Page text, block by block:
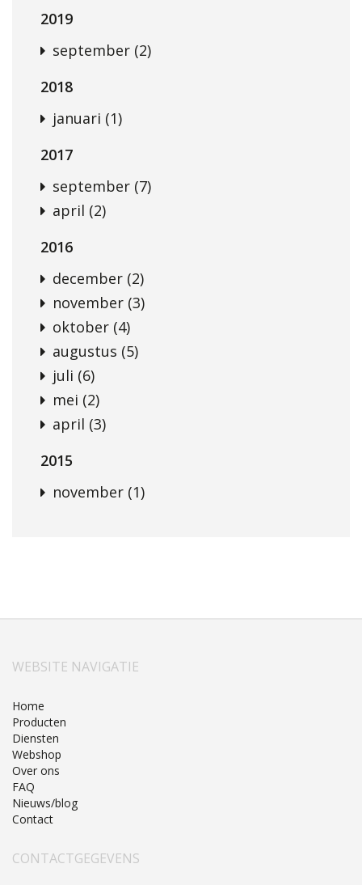
2019
september (2)
2018
januari (1)
2017
september (7)
april (2)
2016
december (2)
november (3)
oktober (4)
augustus (5)
juli (6)
mei (2)
april (3)
2015
november (1)
WEBSITE NAVIGATIE
Home
Producten
Diensten
Webshop
Over ons
FAQ
Nieuws/blog
Contact
CONTACTGEGEVENS